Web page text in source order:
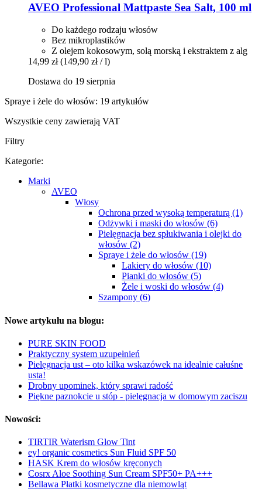
AVEO Professional Mattpaste Sea Salt, 100 ml
Do każdego rodzaju włosów
Bez mikroplastików
Z olejem kokosowym, solą morską i ekstraktem z alg
14,99 zł (149,90 zł / l)
Dostawa do 19 sierpnia
Spraye i żele do włosów: 19 artykułów
Wszystkie ceny zawierają VAT
Filtry
Kategorie:
Marki
AVEO
Włosy
Ochrona przed wysoką temperaturą (1)
Odżywki i maski do włosów (6)
Pielęgnacja bez spłukiwania i olejki do
włosów (2)
Spraye i żele do włosów (19)
Lakiery do włosów (10)
Pianki do włosów (5)
Żele i woski do włosów (4)
Szampony (6)
Nowe artykułu na blogu:
PURE SKIN FOOD
Praktyczny system uzupełnień
Pielęgnacja ust – oto kilka wskazówek na idealnie całuśne
usta!
Drobny upominek, który sprawi radość
Piękne paznokcie u stóp - pielęgnacja w domowym zaciszu
Nowości:
TIRTIR Waterism Glow Tint
ey! organic cosmetics Sun Fluid SPF 50
HASK Krem do włosów kręconych
Cosrx Aloe Soothing Sun Cream SPF50+ PA+++
Bellawa Płatki kosmetyczne dla niemowląt